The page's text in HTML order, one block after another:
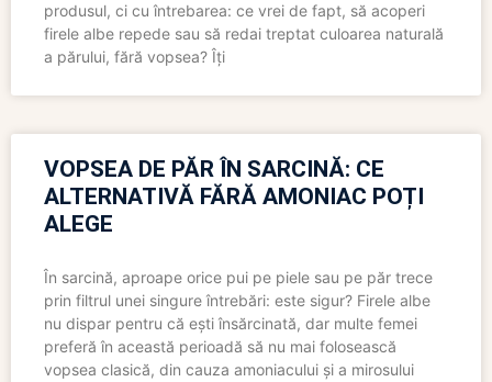
produsul, ci cu întrebarea: ce vrei de fapt, să acoperi
firele albe repede sau să redai treptat culoarea naturală
a părului, fără vopsea? Îți
VOPSEA DE PĂR ÎN SARCINĂ: CE
ALTERNATIVĂ FĂRĂ AMONIAC POȚI
ALEGE
În sarcină, aproape orice pui pe piele sau pe păr trece
prin filtrul unei singure întrebări: este sigur? Firele albe
nu dispar pentru că ești însărcinată, dar multe femei
preferă în această perioadă să nu mai folosească
vopsea clasică, din cauza amoniacului și a mirosului